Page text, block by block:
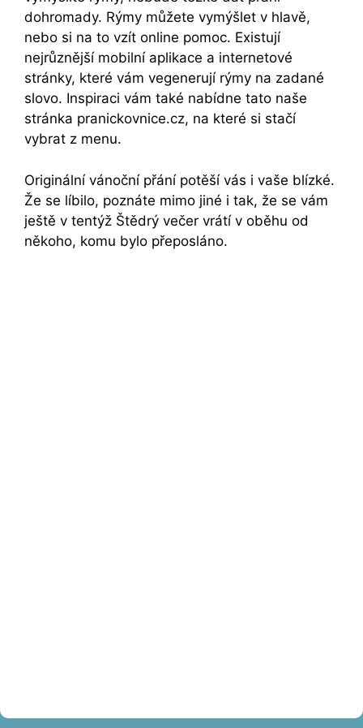
dohromady. Rýmy můžete vymýšlet v hlavě,
nebo si na to vzít online pomoc. Existují
nejrůznější mobilní aplikace a internetové
stránky, které vám vegenerují rýmy na zadané
slovo. Inspiraci vám také nabídne tato naše
stránka pranickovnice.cz, na které si stačí
vybrat z menu.
Originální vánoční přání potěší vás i vaše blízké.
Že se líbilo, poznáte mimo jiné i tak, že se vám
ještě v tentýž Štědrý večer vrátí v oběhu od
někoho, komu bylo přeposláno.